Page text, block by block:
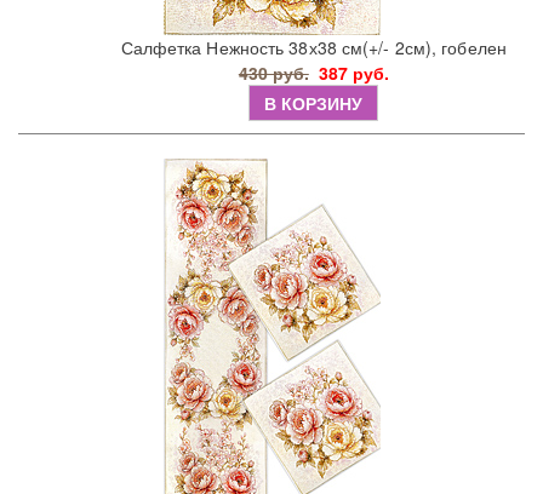
Салфетка Нежность 38х38 см(+/- 2см), гобелен
430 руб. 387 руб.
В КОРЗИНУ